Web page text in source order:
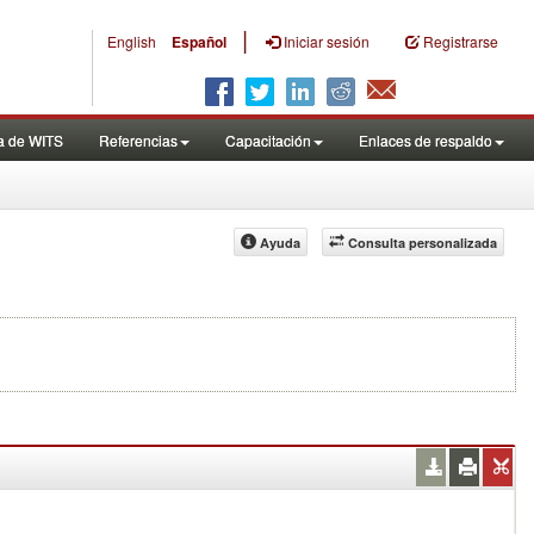
English Español | Iniciar sesión Registrarse
de WITS Referencias Capacitación Enlaces de respaldo
Consulta personalizada
Ayuda